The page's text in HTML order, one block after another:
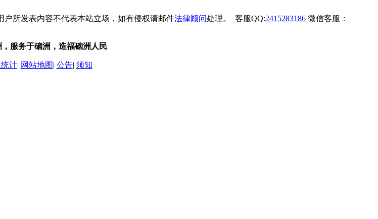
所发表内容不代表本站立场，如有侵权请邮件法律顾问处理。 客服QQ:2415283186 微信客服：
，服务于硇洲，造福硇洲人民
计| 网站地图| 公告| 须知